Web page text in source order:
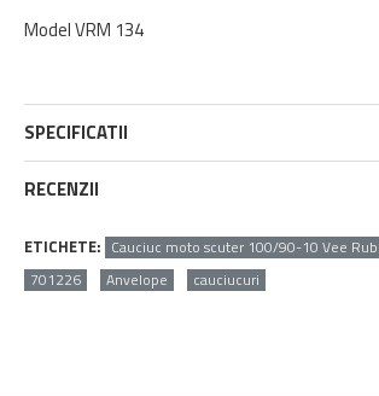
Model VRM 134
SPECIFICATII
RECENZII
ETICHETE: Cauciuc moto scuter 100/90-10 Vee
701226
Anvelope cauciucuri